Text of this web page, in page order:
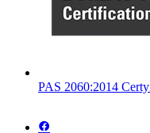
PAS 2060:2014